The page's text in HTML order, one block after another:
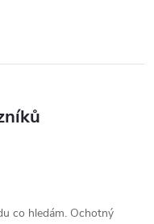
co hledám. Ochotný